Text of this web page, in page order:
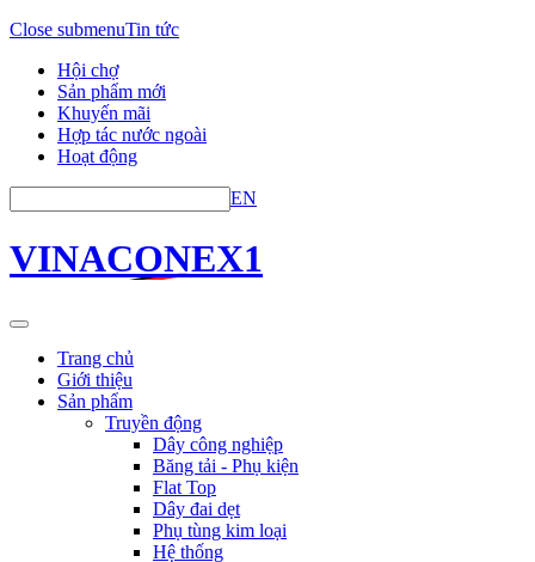
Close submenuTin tức
Hội chợ
Sản phẩm mới
Khuyến mãi
Hợp tác nước ngoài
Hoạt động
EN
VINACONEX1
Trang chủ
Giới thiệu
Sản phẩm
Truyền động
Dây công nghiệp
Băng tải - Phụ kiện
Flat Top
Dây đai dẹt
Phụ tùng kim loại
Hệ thống